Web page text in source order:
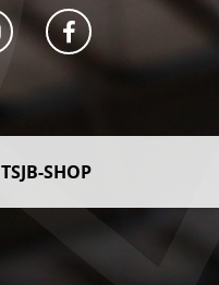
TSJB-SHOP